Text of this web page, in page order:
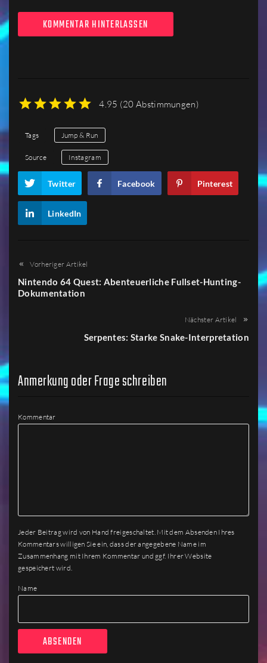
KOMMENTAR HINTERLASSEN
4.95 (20 Abstimmungen)
Tags Jump & Run
Source Instagram
Twitter Facebook Pinterest
LinkedIn
Vorheriger Artikel
Nintendo 64 Quest: Abenteuerliche Fullset-Hunting-
Dokumentation
Nächster Artikel
Serpentes: Starke Snake-Interpretation
Anmerkung oder Frage schreiben
Kommentar
Jeder Beitrag wird von Hand freigeschaltet. Mit dem Absenden Ihres
Kommentars willigen Sie ein, dass der angegebene Name im
Zusammenhang mit Ihrem Kommentar und ggf. Ihrer Website
gespeichert wird.
Name